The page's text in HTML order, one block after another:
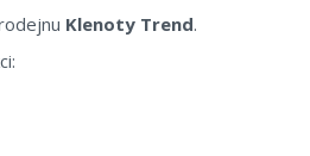
Klenoty Trend.